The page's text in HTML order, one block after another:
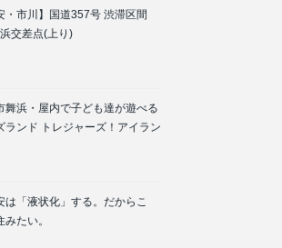
・市川】国道357号 渋滞区間
交差点(上り)
舞浜・屋内で子ども達が遊べる
ランド トレジャーズ！アイラン
は「液状化」する。だからこ
みたい。